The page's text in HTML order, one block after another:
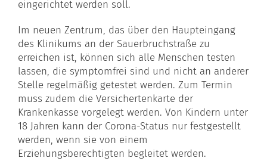
eingerichtet werden soll.
Im neuen Zentrum, das über den Haupteingang
des Klinikums an der Sauerbruchstraße zu
erreichen ist, können sich alle Menschen testen
lassen, die symptomfrei sind und nicht an anderer
Stelle regelmäßig getestet werden. Zum Termin
muss zudem die Versichertenkarte der
Krankenkasse vorgelegt werden. Von Kindern unter
18 Jahren kann der Corona-Status nur festgestellt
werden, wenn sie von einem
Erziehungsberechtigten begleitet werden.